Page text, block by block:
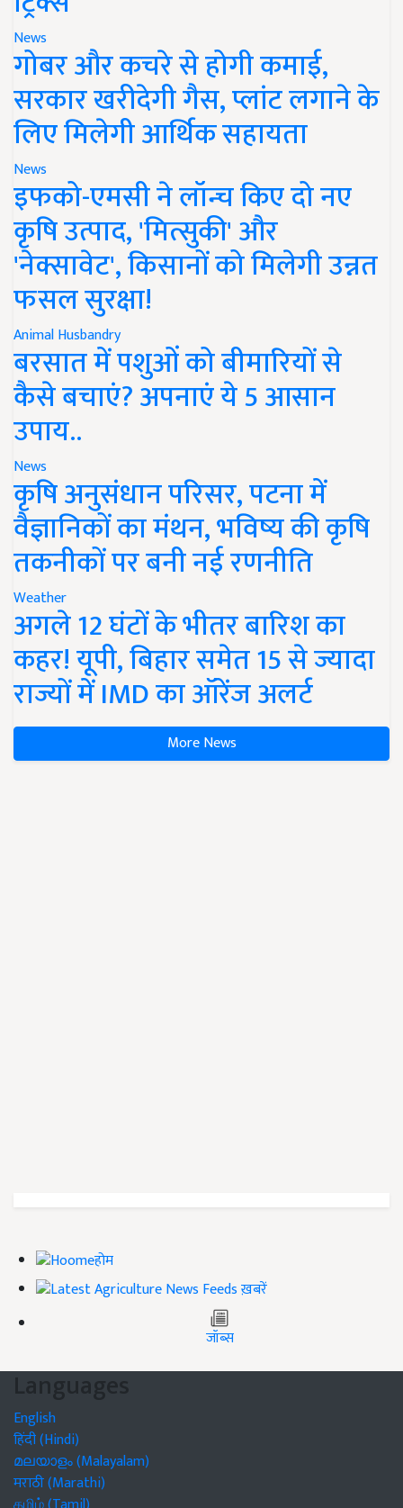
News
गोबर और कचरे से होगी कमाई,
सरकार खरीदेगी गैस, प्लांट लगाने के
लिए मिलेगी आर्थिक सहायता
News
इफको-एमसी ने लॉन्च किए दो नए
कृषि उत्पाद, 'मित्सुकी' और
'नेक्सावेट', किसानों को मिलेगी उन्नत
फसल सुरक्षा!
Animal Husbandry
बरसात में पशुओं को बीमारियों से
कैसे बचाएं? अपनाएं ये 5 आसान
उपाय..
News
कृषि अनुसंधान परिसर, पटना में
वैज्ञानिकों का मंथन, भविष्य की कृषि
तकनीकों पर बनी नई रणनीति
Weather
अगले 12 घंटों के भीतर बारिश का
कहर! यूपी, बिहार समेत 15 से ज्यादा
राज्यों में IMD का ऑरेंज अलर्ट
More News
होम
ख़बरें
जॉब्स
Languages
English
हिंदी (Hindi)
മലയാളം (Malayalam)
मराठी (Marathi)